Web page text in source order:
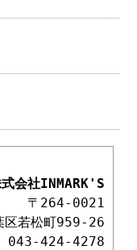
会社INMARK'S
〒264-0021
区若松町959-26
043-424-4278